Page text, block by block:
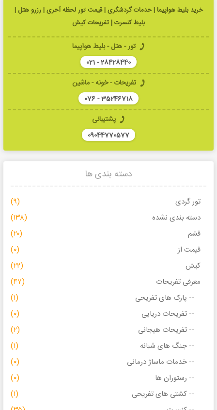
خرید بلیط هواپیما | خدمات گردشگری | قیمت تور لحظه آخری | رزرو هتل |
بلیط کنسرت | تفریحات کیش
تور - هتل - بلیط هواپیما
021 - 28428440
تفریحات - خونه - ماشین
076 - 35246718
پشتیبانی
09044770577
دسته بندی ها
تور گردی
(۹)
دسته بندی نشده
(۱۳۸)
قشم
(۲۰)
قیمت از
(۰)
کیش
(۲۲)
معرفی تفریحات
(۴۷)
پارک های تفریحی
(۱)
تفریحات دریایی
(۰)
تفریحات هیجانی
(۲)
جنگ های شبانه
(۱)
خدمات ماساژ درمانی
(۰)
رستوران ها
(۰)
کشتی های تفریحی
(۱)